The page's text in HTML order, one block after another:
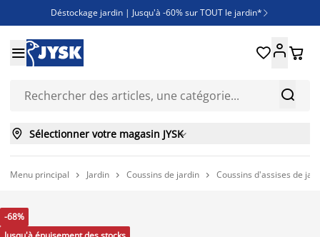
Déstockage jardin | Jusqu'à -60% sur TOUT le jardin* 
Jusqu'à -50% sur une sélection literie
Découvrez les nouveautés de la collection


 
 Sélectionner votre magasin JYSK
Menu principal  Jardin  Coussins de jardin  Coussins d'assises de
-68%